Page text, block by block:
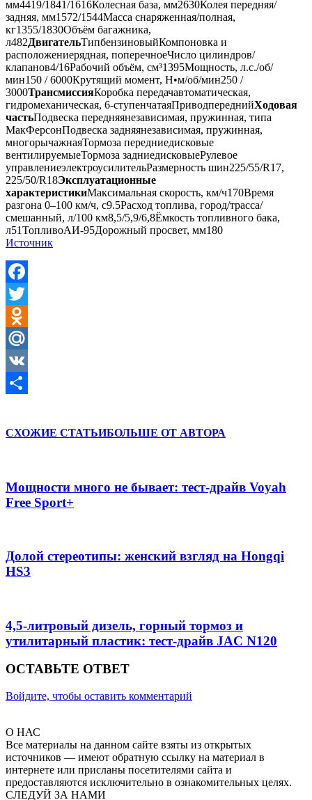
мм4419/1841/1616Колесная база, мм2630Колея передняя/
задняя, мм1572/1544Масса снаряженная/полная,
кг1355/1830Объём багажника,
л482ДвигательТипбензиновыйКомпоновка и
расположениерядная, поперечноеЧисло цилиндров/
клапанов4/16Рабочий объём, см³1395Мощность, л.с./об/
мин150 / 6000Крутящий момент, Н•м/об/мин250 /
3000ТрансмиссияКоробка передачавтоматическая,
гидромеханическая, 6-ступенчатаяПриводпереднийХодовая
частьПодвеска передняянезависимая, пружинная, типа
МакФерсонПодвеска задняянезависимая, пружинная,
многорычажнаяТормоза передниедисковые
вентилируемыеТормоза задниедисковыеРулевое
управлениеэлектроусилительРазмерность шин225/55/R17,
225/50/R18Эксплуатационные
характеристикиМаксимальная скорость, км/ч170Время
разгона 0–100 км/ч, с9.5Расход топлива, город/трасса/
смешанный, л/100 км8,5/5,9/6,8Ёмкость топливного бака,
л51ТопливоАИ-95Дорожный просвет, мм180
Источник
Facebook
Twitter
Odnoklassniki
Mail.Ru
VK
СХОЖИЕ СТАТЬИБОЛЬШЕ ОТ АВТОРА
Мощности много не бывает: тест-драйв Voyah
Free Sport+
Долой стереотипы: женский взгляд на Hongqi
HS3
4,5-литровый дизель, горный тормоз и
утилитарный пластик: тест-драйв JAC N120
ОСТАВЬТЕ ОТВЕТ
Войдите, чтобы оставить комментарий
О НАС
Все материалы на данном сайте взяты из открытых
источников — имеют обратную ссылку на материал в
интернете или присланы посетителями сайта и
предоставляются исключительно в ознакомительных целях.
СЛЕДУЙ ЗА НАМИ